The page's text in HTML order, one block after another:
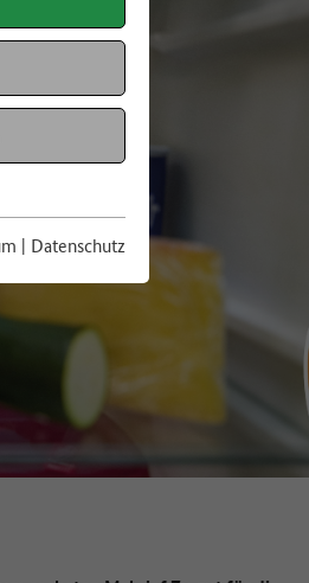
| Datenschutz